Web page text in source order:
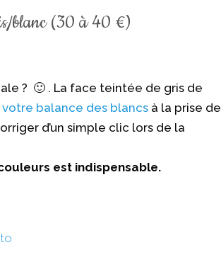
blanc (30 à 40 €)
? 🙂 . La face teintée de gris de
balance des blancs à la prise de
d’un simple clic lors de la
est indispensable.